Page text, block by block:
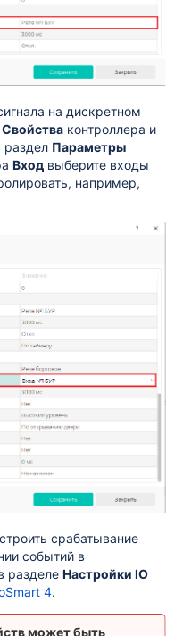
на дискретном
Свойстваконтроллера и
раздел Параметры
Входвыберите входы
например,
срабатывание
событий в
разделе Настройки IO
4.
может быть